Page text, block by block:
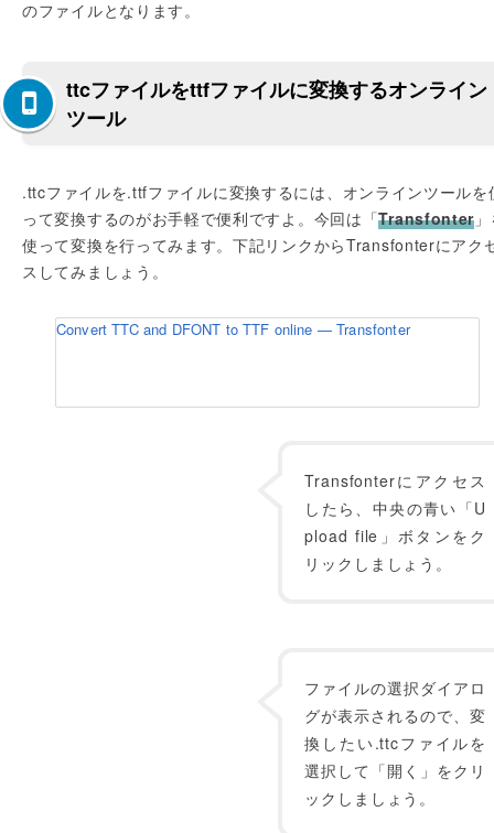
のファイルとなります。
ttcファイルをttfファイルに変換するオンライン
ツール
.ttcファイルを.ttfファイルに変換するには、オンラインツールを
って変換するのがお手軽で便利ですよ。今回は「Transfonter
使って変換を行ってみます。下記リンクからTransfonterにアク
スしてみましょう。
Convert TTC and DFONT to TTF online — Transfonter
Transfonterにアクセス
したら、中央の青い「U
pload file」ボタンをク
リックしましょう。
ファイルの選択ダイアロ
グが表示されるので、変
換したい.ttcファイルを
選択して「開く」をクリ
ックしましょう。